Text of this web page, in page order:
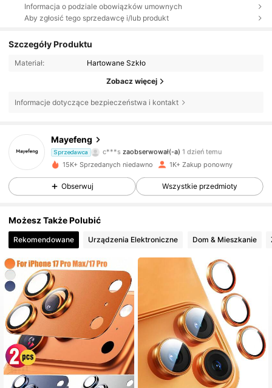
Informacja o podziale obowiązków umownych
Aby zgłosić tego sprzedawcę i/lub produkt
Szczegóły Produktu
Materiał: Hartowane Szkło
Zobacz więcej
Informacje dotyczące bezpieczeństwa i kontakt
Mayefeng
Sprzedawca
4,70
167 Obserwujący
167 Obserwujący
4,70 167 Obserwujący
167 Obserwujący
4,70 167 Obserwujący
4,70 167 Obserwujący
4,70 167 Obserwujący
15K+ Sprzedanych niedawno 1K+ Zakup ponowny
Obserwuj Wszystkie przedmioty
Możesz Także Polubić
Rekomendowane Urządzenia Elektroniczne Dom & Mieszkanie